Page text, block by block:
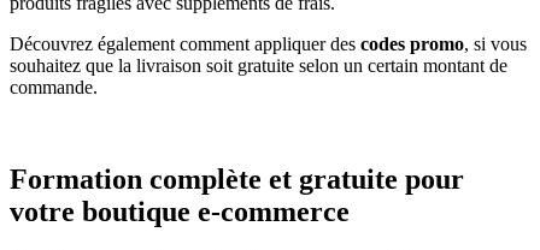
Découvrez également comment appliquer des codes promo, si vous
souhaitez que la livraison soit gratuite selon un certain montant de
commande.
Formation complète et gratuite pour
votre boutique e-commerce